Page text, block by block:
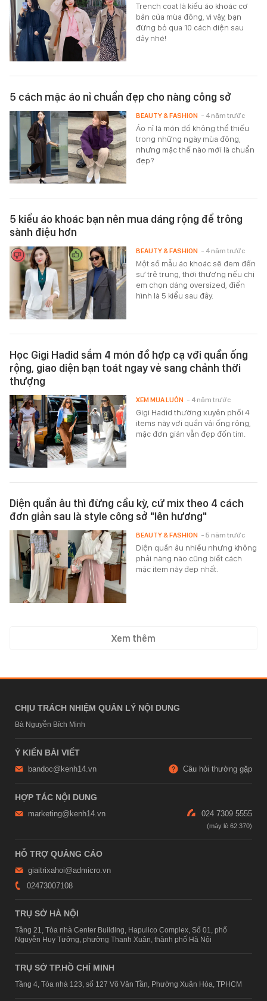
Trench coat là kiểu áo khoác cơ
bản của mùa đông, vì vậy, bạn
đừng bỏ qua 10 cách diện sau
đây nhé!
5 cách mặc áo nỉ chuẩn đẹp cho nàng công sở
Áo nỉ là món đồ không thể thiếu
trong những ngày mùa đông,
nhưng mặc thế nào mới là chuẩn
đẹp?
BEAUTY & FASHION - 4 năm trước
5 kiểu áo khoác bạn nên mua dáng rộng để trông
sành điệu hơn
Một số mẫu áo khoác sẽ đem đến
sự trẻ trung, thời thượng nếu chị
em chọn dáng oversized, điển
hình là 5 kiểu sau đây.
BEAUTY & FASHION - 4 năm trước
Học Gigi Hadid sắm 4 món đồ hợp cạ với quần ống
rộng, giao diện bạn toát ngay vẻ sang chảnh thời
thượng
Gigi Hadid thường xuyên phối 4
items này với quần vải ống rộng,
mặc đơn giản vẫn đẹp đốn tim.
XEM MUA LUÔN - 4 năm trước
Diện quần âu thì đừng cầu kỳ, cứ mix theo 4 cách
đơn giản sau là style công sở "lên hương"
Diện quần âu nhiều nhưng không
phải nàng nào cũng biết cách
mặc item này đẹp nhất.
BEAUTY & FASHION - 5 năm trước
Xem thêm
CHỊU TRÁCH NHIỆM QUẢN LÝ NỘI DUNG
Bà Nguyễn Bích Minh
Ý KIẾN BÀI VIẾT
bandoc@kenh14.vn Câu hỏi thường gặp
HỢP TÁC NỘI DUNG
marketing@kenh14.vn 024 7309 5555
HỖ TRỢ QUẢNG CÁO
giaitrixahoi@admicro.vn
02473007108
TRỤ SỞ HÀ NỘI
Tầng 21, Tòa nhà Center Building, Hapulico Complex, Số 01, phố
Nguyễn Huy Tưởng, phường Thanh Xuân, thành phố Hà Nội
TRỤ SỞ TP.HỒ CHÍ MINH
Tầng 4, Tòa nhà 123, số 127 Võ Văn Tần, Phường Xuân Hòa, TPHCM